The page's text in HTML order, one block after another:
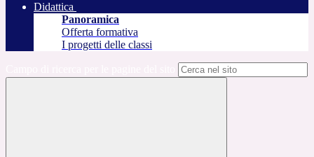
Didattica
Panoramica
Offerta formativa
I progetti delle classi